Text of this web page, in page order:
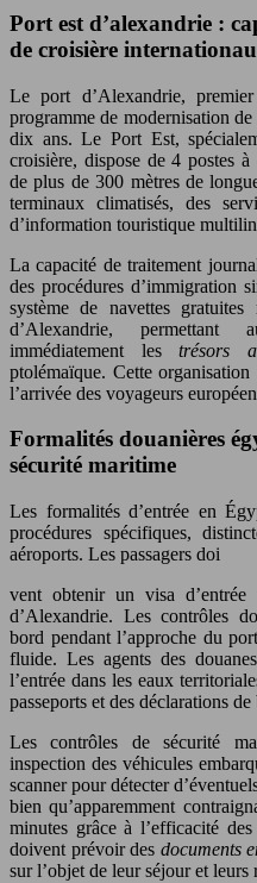
Port est d’alexandrie :
de croisière
Le port d’Alexandrie,
programme de modernisation
dix ans. Le Port Est,
croisière, dispose de 4 postes
de plus de 300 mètres de
terminaux climatisés, des
d’information touristique
La capacité de traitement
des procédures d’immigration
système de navettes
d’Alexandrie,
immédiatement lestrésors
ptolémaïque. Cette
l’arrivée des voyageurs
Formalités douanières
sécurité maritime
Les formalités d’entrée en
procédures spécifiques,
aéroports. Les passagers doi
vent obtenir un visa
d’Alexandrie. Les contrôles
bord pendant l’approche du
fluide. Les agents des
l’entrée dans les eaux
passeports et des déclarations de
Les contrôles de sécurité
inspection des véhicules
scanner pour détecter
bien qu’apparemment
minutes grâce à l’efficacité
doivent prévoir des documents
sur l’objet de leur séjour et leurs